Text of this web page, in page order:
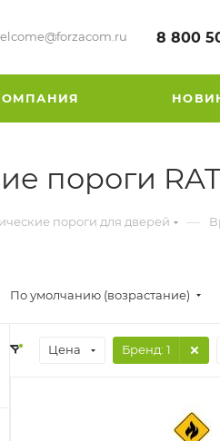
8 800
пороги
пороги для дверей —
По умолчанию (возрастание)
Цена Бренд: 1